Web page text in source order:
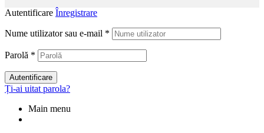
Autentificare Înregistrare
Nume utilizator sau e-mail *
Parolă *
Autentificare
Ți-ai uitat parola?
Main menu